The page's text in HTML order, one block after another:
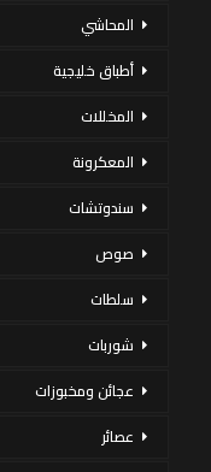
المحاشي
أطباق خليجية
المخللات
المعكرونة
سندوتشات
صوص
سلطات
شوربات
عجائن ومخبوزات
عصائر